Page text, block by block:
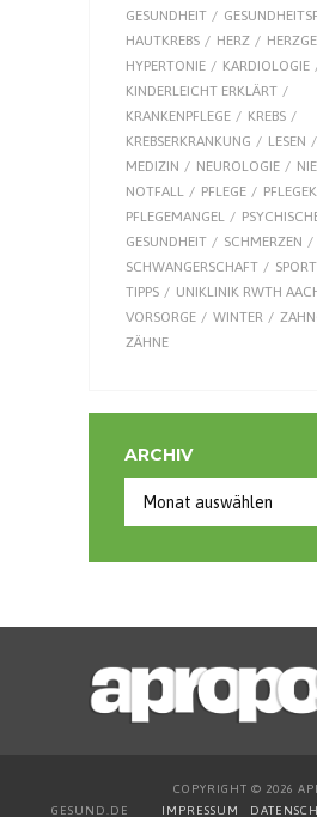
GESUNDHEIT
HAUTKREBS
HERZ
HYPERTONIE
KARDIOLOGIE
KINDERLEICHT ERKLÄRT
KRANKENPFLEGE
KREBS
KREBSERKRANKUNG
LESEN
MEDIZIN
NEUROLOGIE
NOTFALL
PFLEGE
PFLEGEMANGEL
GESUNDHEIT
SCHMERZEN
SCHWANGERSCHAFT
SPORT
TIPPS
UNIKLINIK RWTH
VORSORGE
WINTER
ZÄHNE
ARCHIV
COPYRIGHT © 2026
GESUND.DE IMPRESSUM